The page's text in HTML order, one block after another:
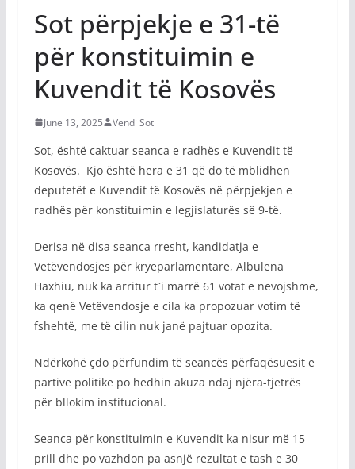
Sot përpjekje e 31-të
për konstituimin e
Kuvendit të Kosovës
June 13, 2025 Vendi Sot
Sot, është caktuar seanca e radhës e Kuvendit të
Kosovës. Kjo është hera e 31 që do të mblidhen
deputetët e Kuvendit të Kosovës në përpjekjen e
radhës për konstituimin e legjislaturës së 9-të.
Derisa në disa seanca rresht, kandidatja e
Vetëvendosjes për kryeparlamentare, Albulena
Haxhiu, nuk ka arritur t`i marrë 61 votat e nevojshme,
ka qenë Vetëvendosje e cila ka propozuar votim të
fshehtë, me të cilin nuk janë pajtuar opozita.
Ndërkohë çdo përfundim të seancës përfaqësuesit e
partive politike po hedhin akuza ndaj njëra-tjetrës
për bllokim institucional.
Seanca për konstituimin e Kuvendit ka nisur më 15
prill dhe po vazhdon pa asnjë rezultat e tash e 30